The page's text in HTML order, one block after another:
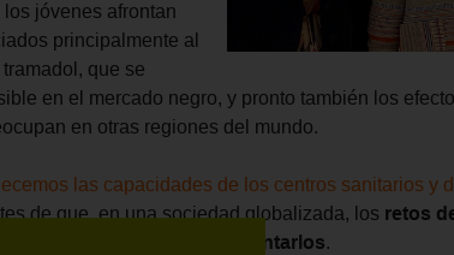
jóvenes afrontan
principalmente al
que se
en el mercado negro, y pronto también los
en otras regiones del mundo.
las capacidades de los centros sanitarios y
de que, en una sociedad globalizada, los retos
menos recursos para enfrentarlos.